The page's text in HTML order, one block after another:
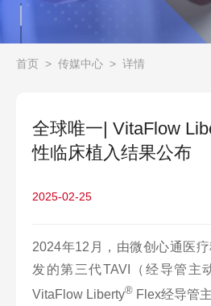
首页 > 传媒中心 > 详情
全球唯一| VitaFlow
性临床植入结果公布
2025-02-25
2024年12月，由微创心通医
发的第三代TAVI（经导管主
VitaFlow Liberty® Flex经导管